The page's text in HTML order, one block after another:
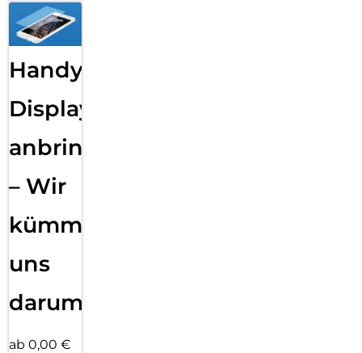
Handy
Displayfolie
anbringen
– Wir
kümmern
uns
darum!
ab 0,00 €